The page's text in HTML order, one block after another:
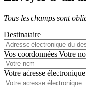
Tous les champs sont
Destinataire
Vos coordonnées Votre
Votre adresse électronique